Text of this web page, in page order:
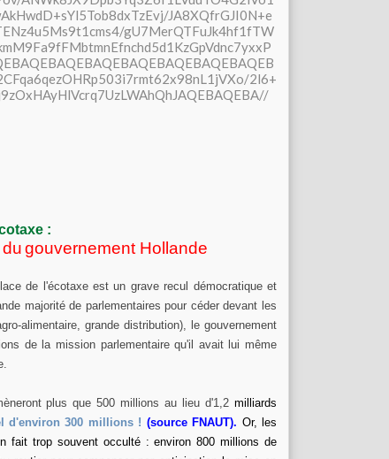
:
gouvernement Hollande
de l'écotaxe est un grave recul démocratique et
majorité de parlementaires pour céder devant les
alimentaire, grande distribution), le gouvernement
de la mission parlementaire qu'il avait lui même
plus que 500 millions au lieu d'1,2 milliards
d'environ 300 millions ! (source FNAUT). Or, les
fait trop souvent occulté : environ 800 millions de